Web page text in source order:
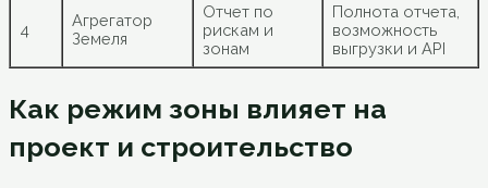
4
Агрегатор
Земеля
Отчет по
рискам и
зонам
Полнота отчета,
возможность
выгрузки и API
Как режим зоны влияет на
проект и строительство